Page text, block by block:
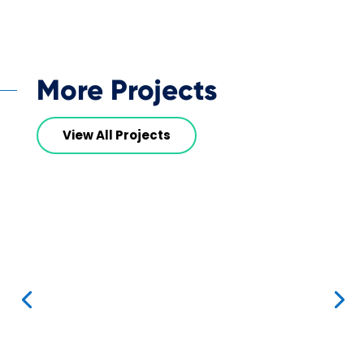
More Projects
View All Projects